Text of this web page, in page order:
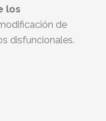
los
de
disfuncionales.